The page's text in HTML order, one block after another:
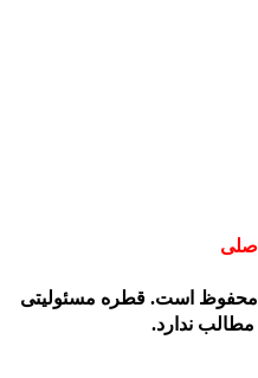
است. قطره مسئولیتی
ندارد.